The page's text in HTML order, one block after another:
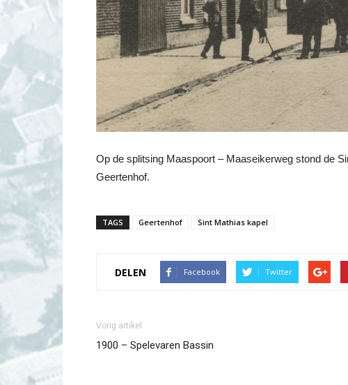
Op de splitsing Maaspoort – Maaseikerweg stond de
Geertenhof.
TAGS Geertenhof Sint Mathias kapel
DELEN Facebook Twitter
Vorig artikel
1900 – Spelevaren Bassin